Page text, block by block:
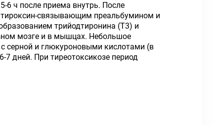
6 ч после приема внутрь. После
связывающим преальбумином и
трийодтиронина (T3) и
мозге и в мышцах. Небольшое
серной и глюкуроновыми кислотами (в
дней. При тиреотоксикозе период